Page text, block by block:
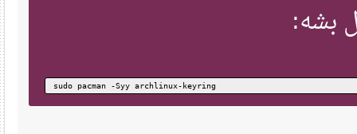
sudo pacman -Syy archlinux-keyring